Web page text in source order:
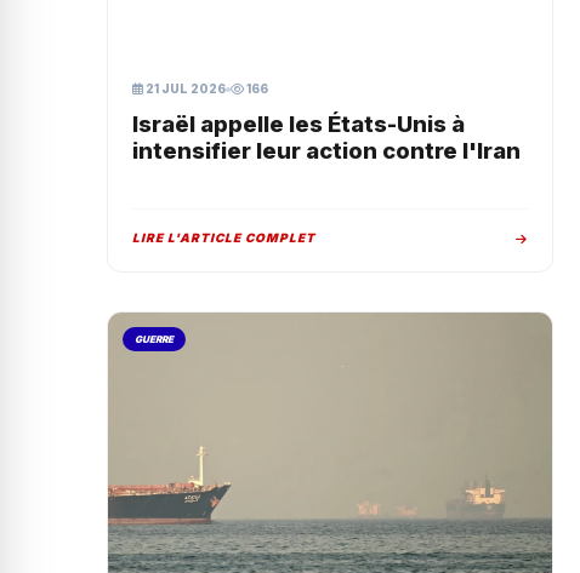
21 JUL 2026 166
Israël appelle les États-Unis à
intensifier leur action contre l'Iran
LIRE L'ARTICLE COMPLET
GUERRE